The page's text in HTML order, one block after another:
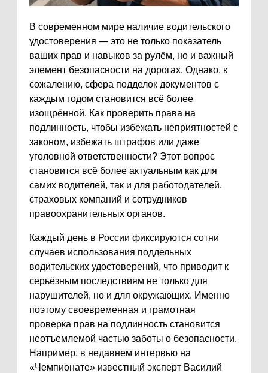
В современном мире наличие водительского
удостоверения — это не только показатель
ваших прав и навыков за рулём, но и важный
элемент безопасности на дорогах. Однако, к
сожалению, сфера подделок документов с
каждым годом становится всё более
изощрённой. Как проверить права на
подлинность, чтобы избежать неприятностей с
законом, избежать штрафов или даже
уголовной ответственности? Этот вопрос
становится всё более актуальным как для
самих водителей, так и для работодателей,
страховых компаний и сотрудников
правоохранительных органов.
Каждый день в России фиксируются сотни
случаев использования поддельных
водительских удостоверений, что приводит к
серьёзным последствиям не только для
нарушителей, но и для окружающих. Именно
поэтому своевременная и грамотная
проверка прав на подлинность становится
неотъемлемой частью заботы о безопасности.
Например, в недавнем интервью на
«Чемпионате» известный эксперт Василий